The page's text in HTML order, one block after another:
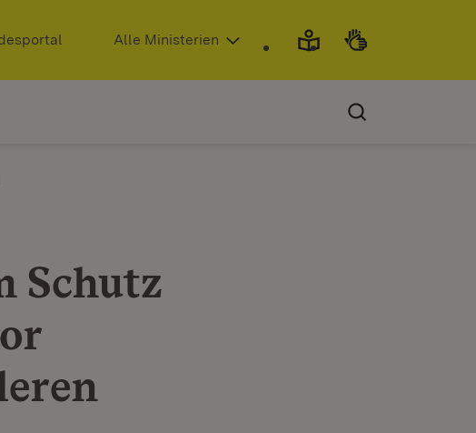
(Öffnet in neuem Fenster)
Alle Ministerien
Schutz